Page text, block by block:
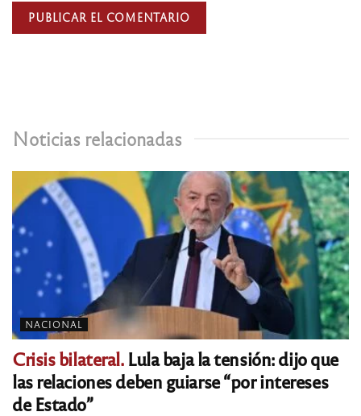
Noticias relacionadas
NACIONAL
Crisis bilateral.Lula baja la tensión: dijo que
las relaciones deben guiarse “por intereses
de Estado”